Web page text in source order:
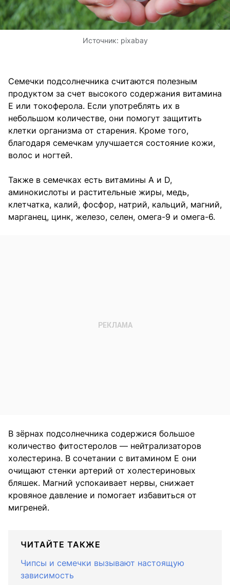
Источник: pixabay
Семечки подсолнечника считаются полезным
продуктом за счет высокого содержания витамина
E или токоферола. Если употреблять их в
небольшом количестве, они помогут защитить
клетки организма от старения. Кроме того,
благодаря семечкам улучшается состояние кожи,
волос и ногтей.
Также в семечках есть витамины А и D,
аминокислоты и растительные жиры, медь,
клетчатка, калий, фосфор, натрий, кальций, магний,
марганец, цинк, железо, селен, омега-9 и омега-6.
В зёрнах подсолнечника содержися большое
количество фитостеролов — нейтрализаторов
холестерина. В сочетании с витамином Е они
очищают стенки артерий от холестериновых
бляшек. Магний успокаивает нервы, снижает
кровяное давление и помогает избавиться от
мигреней.
ЧИТАЙТЕ ТАКЖЕ
Чипсы и семечки вызывают настоящую
зависимость